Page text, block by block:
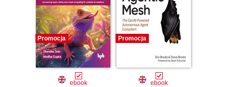
Promocja
ebook
Promocja
ebook